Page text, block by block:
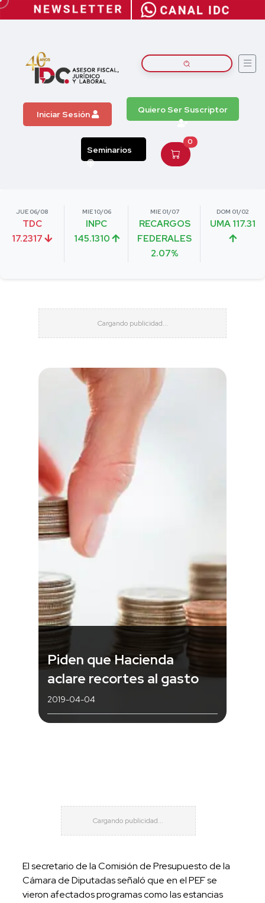
Iniciar Sesión Quiero Ser Suscriptor
Seminarios
0
JUE 06/08
TDC
17.2317
MIE 10/06
INPC
145.1310
MIE 01/07
RECARGOS
FEDERALES
2.07%
DOM 01/02
UMA 117.31
Piden que Hacienda
aclare recortes al gasto
2019-04-04
El secretario de la Comisión de Presupuesto de la
Cámara de Diputadas señaló que en el PEF se
vieron afectados programas como las estancias